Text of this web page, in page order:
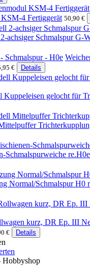
4 Fertiggerät 50,90 €
achsiger Schmalspur G-
€ Details
Kuppeleisen gelocht für
Schmalspurweiche
Normal/Schmalspur H0
kurz, DR Ep. III
€ Details
Hobbyshop